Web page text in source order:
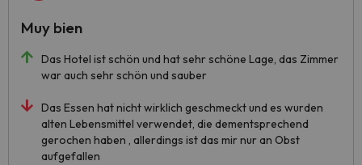
Das Hotel ist schön und hat sehr schöne Lage, das Zimmer
war auch sehr schön und sauber
Das Essen hat nicht wirklich geschmeckt und es wurden
alten Lebensmittel verwendet, die dementsprechend
gerochen haben , allerdings ist das mir nur an Obst
aufgefallen
Muy bien